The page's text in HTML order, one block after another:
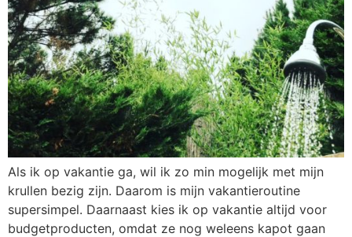
Als ik op vakantie ga, wil ik zo min mogelijk met mijn
krullen bezig zijn. Daarom is mijn vakantieroutine
supersimpel. Daarnaast kies ik op vakantie altijd voor
budgetproducten, omdat ze nog weleens kapot gaan